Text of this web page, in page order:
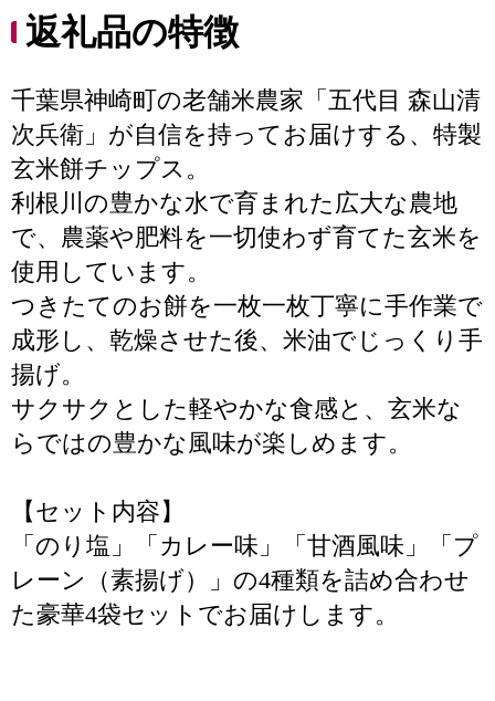
返礼品の特徴
千葉県神崎町の老舗米農家「五代目 森山清
次兵衛」が自信を持ってお届けする、特製
玄米餅チップス。
利根川の豊かな水で育まれた広大な農地
で、農薬や肥料を一切使わず育てた玄米を
使用しています。
つきたてのお餅を一枚一枚丁寧に手作業で
成形し、乾燥させた後、米油でじっくり手
揚げ。
サクサクとした軽やかな食感と、玄米な
らではの豊かな風味が楽しめます。
【セット内容】
「のり塩」「カレー味」「甘酒風味」「プ
レーン（素揚げ）」の4種類を詰め合わせ
た豪華4袋セットでお届けします。